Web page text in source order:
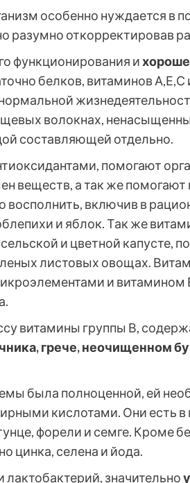
особенно нуждается в
разумно откорректировав
функционирования и
белков, витаминов А,Е,С
волокнах,
составляющей отдельно.
помогают
веществ, а так же помогают
включив в
и яблок. Так же
и цветной капусте,
листовых овощах.
и витамином
витамины группы В,
грече, неочищенном
была полноценной, ей
кислотами. Они есть
форели и семге. Кроме
цинка, селена и йода.
значительно